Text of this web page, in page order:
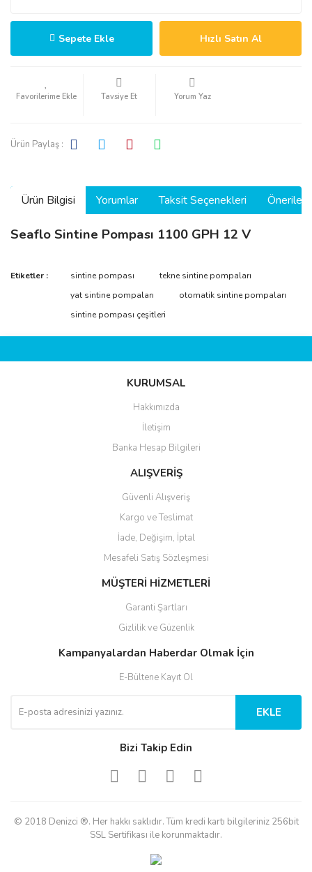
Sepete Ekle Hızlı Satın Al
Tavsiye Et Yorum Yaz
Ürün Paylaş :
Ürün Bilgisi Yorumlar Taksit Seçenekleri
Seaflo Sintine Pompası 1100 GPH 12 V
Bu ürüne ilk yorumu siz yapın!
Yorum Yaz
Bu ürünün fiyat bilgisi, resim, ürün açıklamalarında ve diğer
tarafımıza iletebilirsiniz.
Görüş ve önerileriniz için teşekkür ederiz.
Ürün bilgilerinde hatalar bulunuyor.
Ürün fiyatı diğer sitelerden daha pahalı.
Bu ürüne benzer farklı alternatifler olmalı.
Gönder
Etiketler : sintine pompası
tekne sintine pompaları
yat sintine pompaları
otomatik sintine pompaları
sintine pompası çeşitleri
KURUMSAL
Hakkımızda
İletişim
Banka Hesap Bilgileri
ALIŞVERİŞ
Güvenli Alışveriş
Kargo ve Teslimat
İade, Değişim, İptal
Mesafeli Satış Sözleşmesi
MÜŞTERİ HİZMETLERİ
Garanti Şartları
Gizlilik ve Güzenlik
Kampanyalardan Haberdar Olmak İçin
E-Bültene Kayıt Ol
EKLE
Bizi Takip Edin
© 2018 Denizci ®. Her hakkı saklıdır. Tüm kredi kartı bilgileriniz 256bit
SSL Sertifikası ile korunmaktadır.